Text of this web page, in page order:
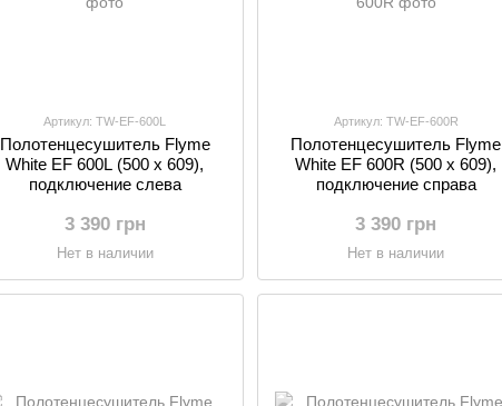
Артикул: TW-EF-600L
Полотенцесушитель Flyme
White EF 600L (500 х 609),
подключение слева
3 390 грн
Нет в наличии
Артикул: TW-EF-600R
Полотенцесушитель Flyme
White EF 600R (500 х 609),
подключение справа
3 390 грн
Нет в наличии